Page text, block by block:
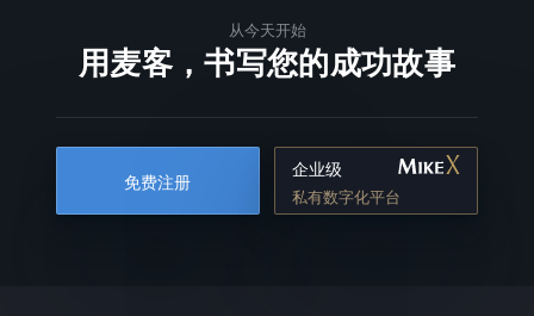
从今天开始
用麦客，书写您的成功故事
免费注册
企业级
私有数字化平台